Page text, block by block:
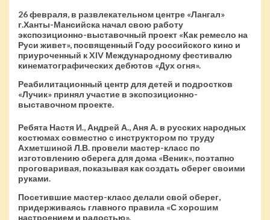
26 февраля, в развлекательном центре «Лангал»
г.Ханты-Мансийска начал свою работу
экспозиционно-выставочный проект «Как ремесло на
Руси живет», посвященный Году российского кино и
приуроченный к XIV Международному фестивалю
кинематографических дебютов «Дух огня».
Реабилитационный центр для детей и подростков
«Лучик» принял участие в экспозиционно-
выставочном проекте.
Ребята Настя И., Андрей А., Аня А. в русских народных
костюмах совместно с инструктором по труду
Ахметшиной Л.В. провели мастер-класс по
изготовлению оберега для дома «Веник», поэтапно
проговаривая, показывая как создать оберег своими
руками.
Посетившие мастер-класс делали свой оберег,
придерживаясь главного правила «С хорошим
настроением и радостью».